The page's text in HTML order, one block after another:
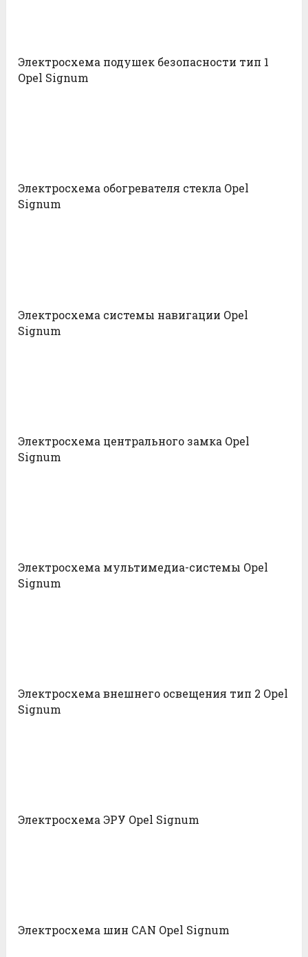
Электросхема подушек безопасности тип 1
Opel Signum
Электросхема обогревателя стекла Opel
Signum
Электросхема системы навигации Opel
Signum
Электросхема центрального замка Opel
Signum
Электросхема мультимедиа-системы Opel
Signum
Электросхема внешнего освещения тип 2 Opel
Signum
Электросхема ЭРУ Opel Signum
Электросхема шин CAN Opel Signum